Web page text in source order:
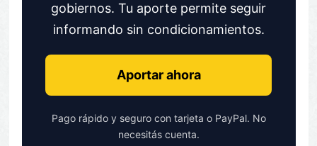
gobiernos. Tu aporte permite seguir
informando sin condicionamientos.
Aportar ahora
Pago rápido y seguro con tarjeta o PayPal. No
necesitás cuenta.